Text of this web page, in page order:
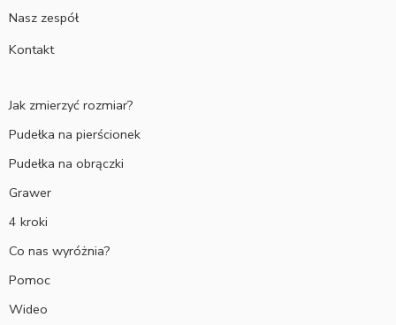
Nasz zespół
Kontakt
Jak zmierzyć rozmiar?
Pudełka na pierścionek
Pudełka na obrączki
Grawer
4 kroki
Co nas wyróżnia?
Pomoc
Wideo